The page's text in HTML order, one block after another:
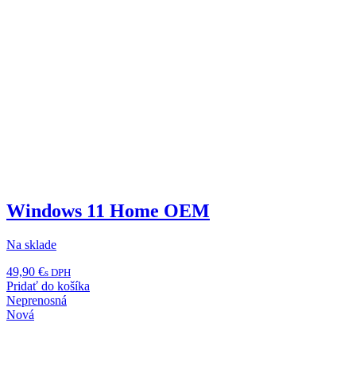
Windows 11 Home OEM
Na sklade
49,90 €s DPH
Pridať do košíka
Neprenosná
Nová